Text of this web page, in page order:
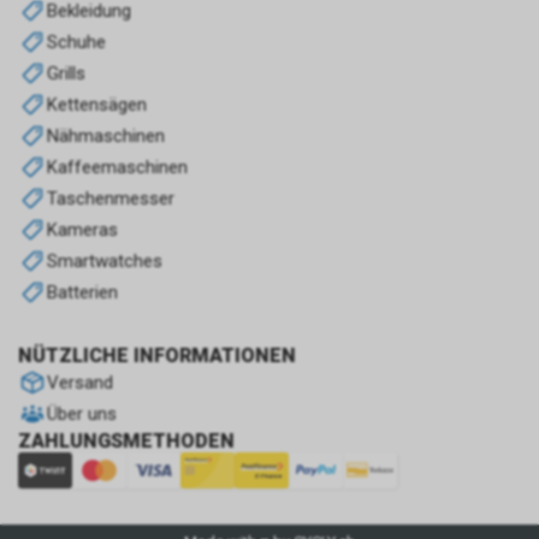
Bekleidung
Schuhe
Grills
Kettensägen
Nähmaschinen
Kaffeemaschinen
Taschenmesser
Kameras
Smartwatches
Batterien
NÜTZLICHE INFORMATIONEN
Versand
Über uns
ZAHLUNGSMETHODEN